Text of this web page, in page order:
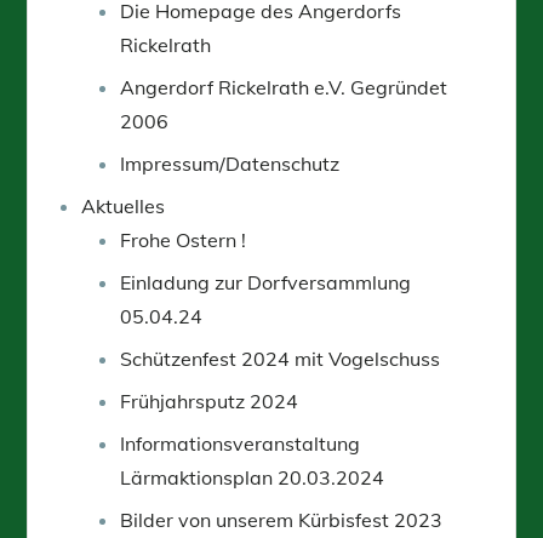
Die Homepage des Angerdorfs
Rickelrath
Angerdorf Rickelrath e.V. Gegründet
2006
Impressum/Datenschutz
Aktuelles
Frohe Ostern !
Einladung zur Dorfversammlung
05.04.24
Schützenfest 2024 mit Vogelschuss
Frühjahrsputz 2024
Informationsveranstaltung
Lärmaktionsplan 20.03.2024
Bilder von unserem Kürbisfest 2023